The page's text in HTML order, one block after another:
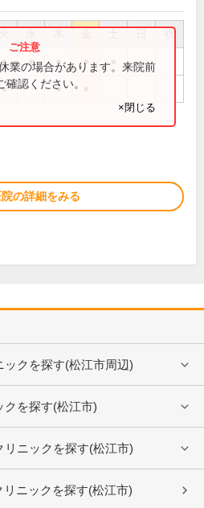
祝
● ● ● ●
● ●
業の場合があります。来院前
認ください。
×閉じる
の詳細をみる
クを探す(松江市周辺)
クを探す(松江市)
ニックを探す(松江市)
ニックを探す(松江市)